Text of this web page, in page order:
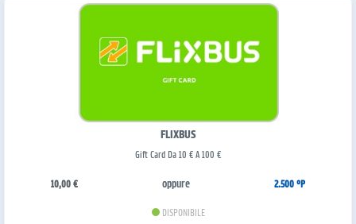
FLIXBUS
Gift Card Da 10 € A 100 €
10,00 € oppure 2.500 °P
DISPONIBILE